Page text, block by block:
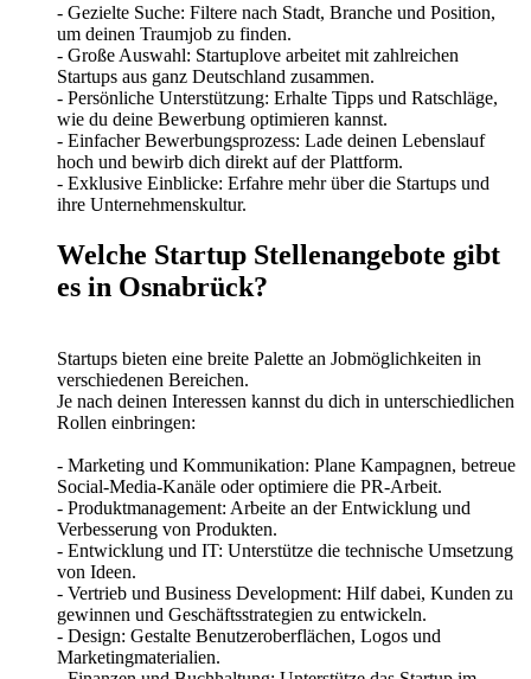
- Gezielte Suche: Filtere nach Stadt, Branche und Position,
um deinen Traumjob zu finden.
- Große Auswahl: Startuplove arbeitet mit zahlreichen
Startups aus ganz Deutschland zusammen.
- Persönliche Unterstützung: Erhalte Tipps und Ratschläge,
wie du deine Bewerbung optimieren kannst.
- Einfacher Bewerbungsprozess: Lade deinen Lebenslauf
hoch und bewirb dich direkt auf der Plattform.
- Exklusive Einblicke: Erfahre mehr über die Startups und
ihre Unternehmenskultur.
Welche Startup Stellenangebote gibt
es in Osnabrück?
Startups bieten eine breite Palette an Jobmöglichkeiten in
verschiedenen Bereichen.
Je nach deinen Interessen kannst du dich in unterschiedlichen
Rollen einbringen:
- Marketing und Kommunikation: Plane Kampagnen, betreue
Social-Media-Kanäle oder optimiere die PR-Arbeit.
- Produktmanagement: Arbeite an der Entwicklung und
Verbesserung von Produkten.
- Entwicklung und IT: Unterstütze die technische Umsetzung
von Ideen.
- Vertrieb und Business Development: Hilf dabei, Kunden zu
gewinnen und Geschäftsstrategien zu entwickeln.
- Design: Gestalte Benutzeroberflächen, Logos und
Marketingmaterialien.